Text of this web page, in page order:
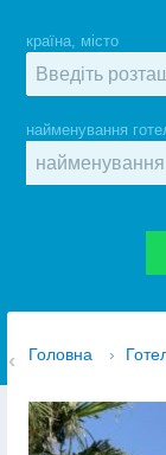
країна, місто
найменування
Головна ›